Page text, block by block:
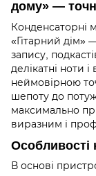
дому» —
Конденсаторні
«Гітарний дім»
запису,
делікатні ноти
неймовірною
шепоту до
максимально
виразним і
Особливості
В основі